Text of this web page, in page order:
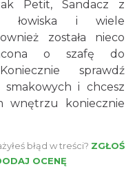
Petit, Sandacz z
łowiska i wiele
została nieco
o szafę do
sprawdź
smakowych i chcesz
wnętrzu koniecznie
błąd w treści? ZGŁOŚ
OCENĘ